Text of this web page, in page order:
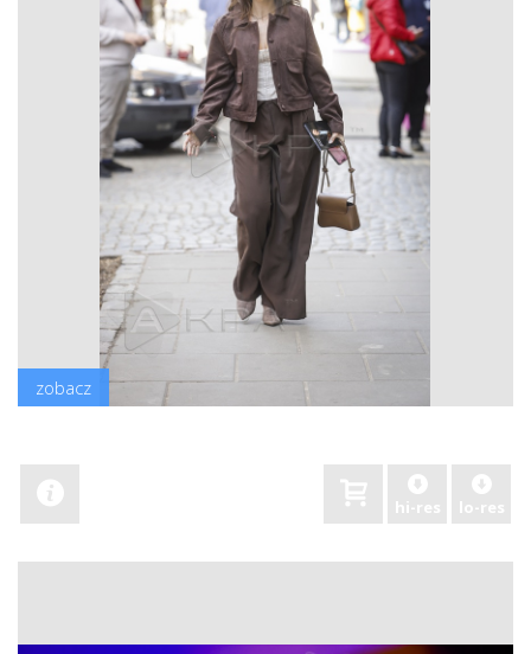
zobacz
hi-res lo-res